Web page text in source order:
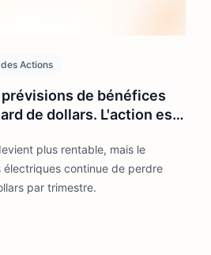
Actions
de bénéfices
de dollars. L'action est-
plus rentable, mais le
électriques continue de perdre
par trimestre.